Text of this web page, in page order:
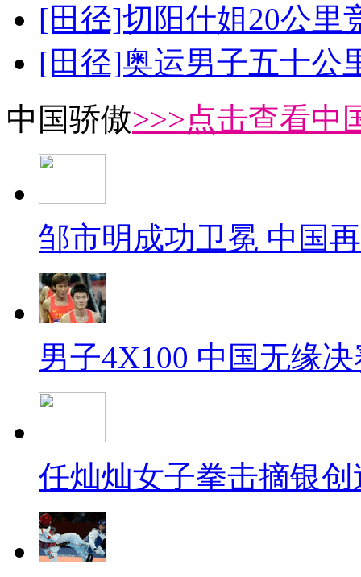
[田径]切阳什姐20公里
[田径]奥运男子五十公
中国骄傲>>>点击查看中
邹市明成功卫冕 中国
男子4X100 中国无缘
任灿灿女子拳击摘银